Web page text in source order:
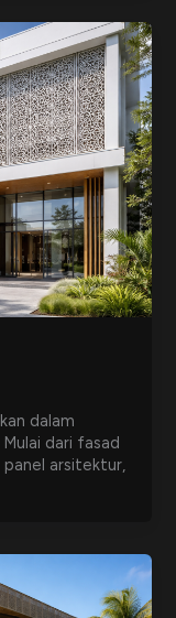
dalam
dari fasad
arsitektur,